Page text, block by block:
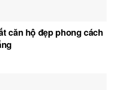
căn hộ đẹp phong cách